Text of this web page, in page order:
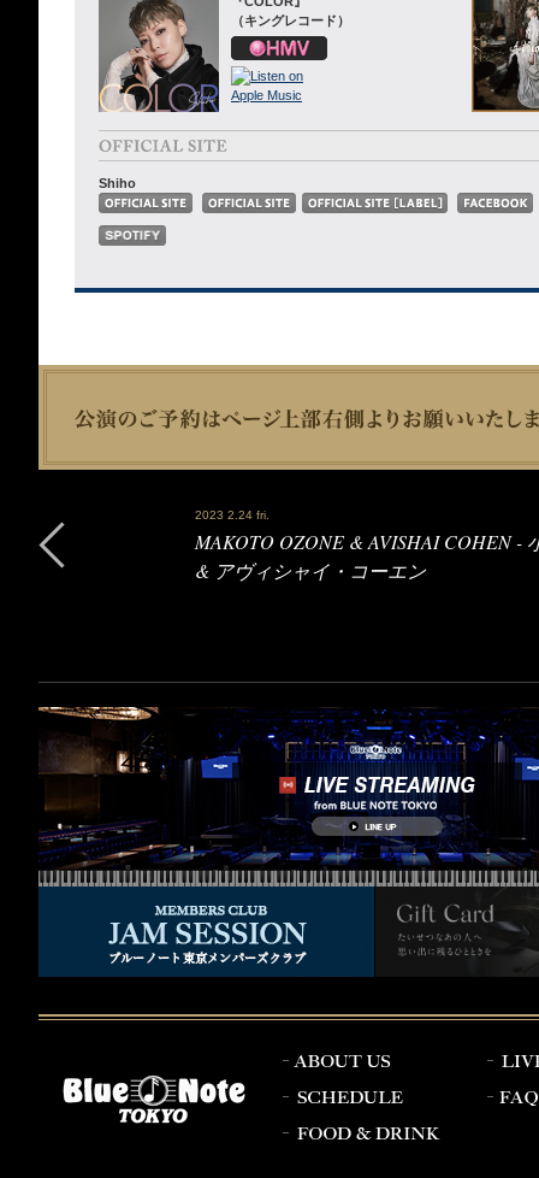
（キングレコード）
Shiho
2023 2.24 fri.
MAKOTO OZONE & AVISHAI COHEN -
& アヴィシャイ・コーエン